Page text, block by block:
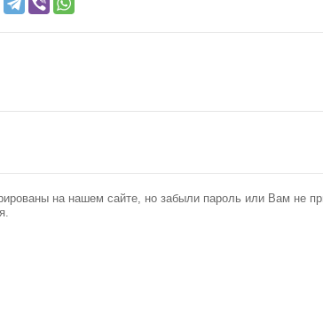
на нашем сайте, но забыли пароль или Вам не